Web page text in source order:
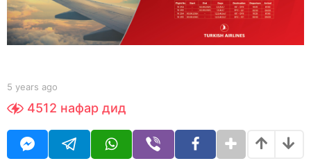
s
a
g
b
t
a
e
5 years ago
e
4512 нафар дид